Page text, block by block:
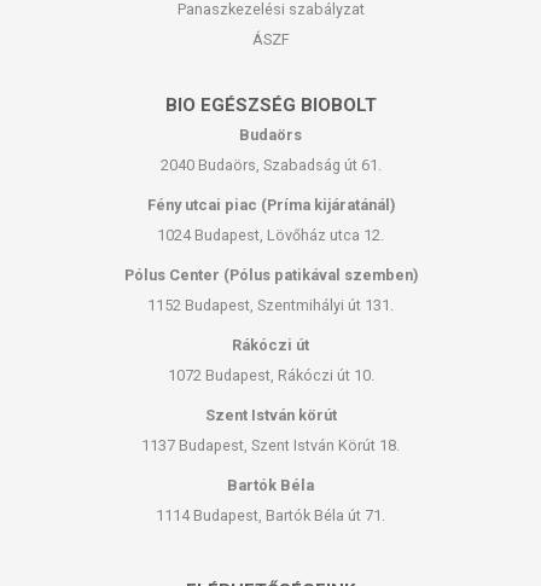
Panaszkezelési szabályzat
ÁSZF
BIO EGÉSZSÉG BIOBOLT
Budaörs
2040 Budaörs, Szabadság út 61.
Fény utcai piac (Príma kijáratánál)
1024 Budapest, Lövőház utca 12.
Pólus Center (Pólus patikával szemben)
1152 Budapest, Szentmihályi út 131.
Rákóczi út
1072 Budapest, Rákóczi út 10.
Szent István körút
1137 Budapest, Szent István Körút 18.
Bartók Béla
1114 Budapest, Bartók Béla út 71.